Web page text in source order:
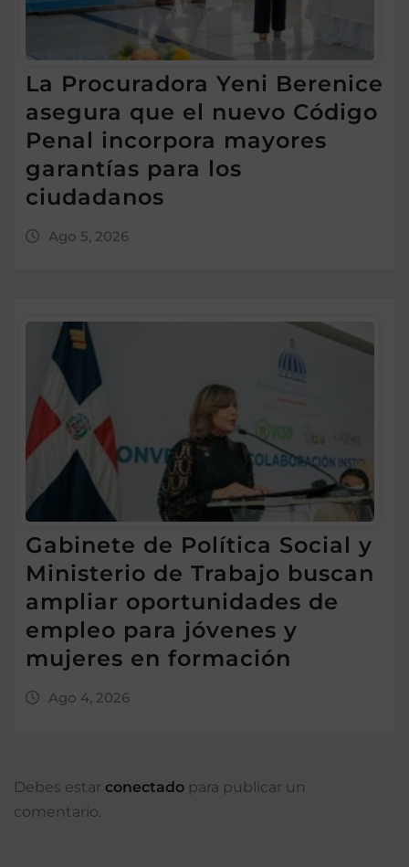
La Procuradora Yeni Berenice
asegura que el nuevo Código
Penal incorpora mayores
garantías para los
ciudadanos
Ago 5, 2026
Gabinete de Política Social y
Ministerio de Trabajo buscan
ampliar oportunidades de
empleo para jóvenes y
mujeres en formación
Ago 4, 2026
Debes estar conectado para publicar un
comentario.